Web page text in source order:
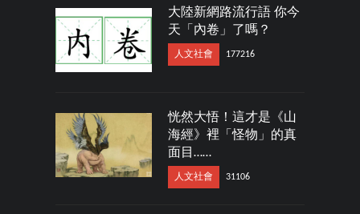
大陸新網路流行語 你今
天「內卷」了嗎？
人文社會 177216
恍然大悟！這才是《山
海經》裡「怪物」的真
面目……
人文社會 31106